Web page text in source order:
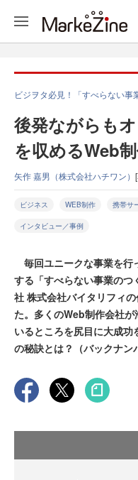
ビジヲタ必見！「すべらない事
後発ながらも
を収めるWeb
矢作 嘉男（株式会社ハチワン）
ビジネス WEB制作 携帯サ
インタビュー／事例
毎回ユニークな事業を行
する「すべらない事業の
社 株式会社バイタリフィ
た。多くのWeb制作会社
いるところを尻目に大成
の秘訣とは？（バックナン